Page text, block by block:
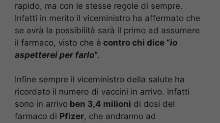
rapido, ma con le stesse regole di sempre.
Infatti in merito il viceministro ha affermato che
se avrà la possibilità sarà il primo ad assumere
il farmaco, visto che è contro chi dice “io
aspetterei per farlo“.
Infine sempre il viceministro della salute ha
ricordato il numero di vaccini in arrivo. Infatti
sono in arrivo ben 3,4 milioni di dosi del
farmaco di Pfizer, che andranno ad